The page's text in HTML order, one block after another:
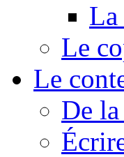
La
Le
Le
De la